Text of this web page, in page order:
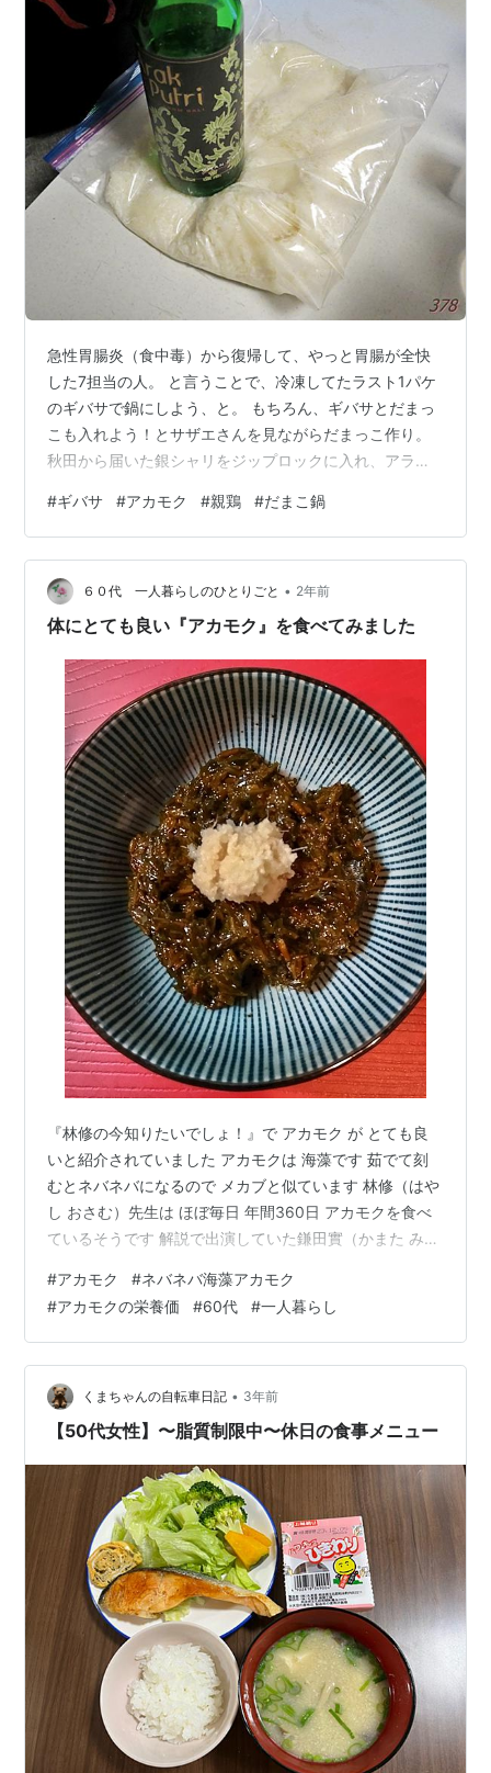
急性胃腸炎（食中毒）から復帰して、やっと胃腸が全快
した7担当の人。 と言うことで、冷凍してたラスト1パケ
のギバサで鍋にしよう、と。 もちろん、ギバサとだまっ
こも入れよう！とサザエさんを見ながらだまっこ作り。
秋田から届いた銀シャリをジップロックに入れ、アラッ
るお米のワイン。
#ギバサ #アカモク #親鶏 #だまこ鍋
６０代 一人暮らしのひとりごと • 2年前
体にとても良い『アカモク』を食べてみました
『林修の今知りたいでしょ！』で アカモク が とても良
いと紹介されていました アカモクは 海藻です 茹でて刻
むとネバネバになるので メカブと似ています 林修（はや
し おさむ）先生は ほぼ毎日 年間360日 アカモクを食べ
ているそうです 解説で出演していた鎌田實（かまた みの
海藻を食べている人は ほとんど食べない人と比べて虚血
性心疾患のリスクが低い とのことでした 虚血性心疾患と
は？ 心臓の冠動脈の流れが悪くなって起こる疾患で 狭心
症や心筋梗塞などを虚血性心疾患と言うそうです 海藻は
ワカメの他にも もずく 昆布 ひじき めかぶ あおさ あお…
#アカモク #ネバネバ海藻アカモク
#アカモクの栄養価 #60代 #一人暮らし
くまちゃんの自転車日記 • 3年前
【50代女性】〜脂質制限中〜休日の食事メニュー